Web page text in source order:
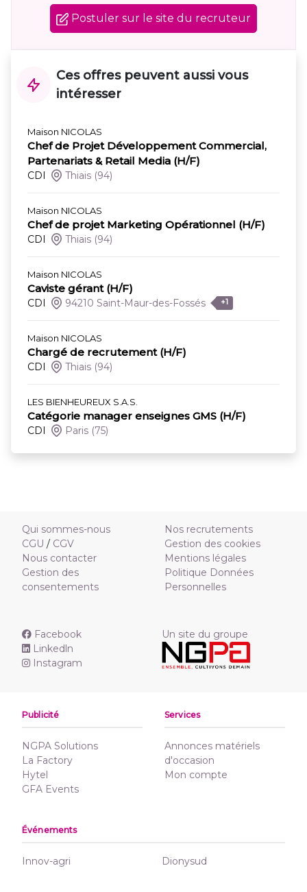
Postuler sur le site du recruteur
Ces offres peuvent aussi vous
intéresser
Maison NICOLAS
Chef de Projet Développement Commercial,
Partenariats & Retail Media (H/F)
CDI Thiais (94)
Maison NICOLAS
Chef de projet Marketing Opérationnel (H/F)
CDI Thiais (94)
Maison NICOLAS
Caviste gérant (H/F)
CDI 94210 Saint-Maur-des-Fossés +1
Maison NICOLAS
Chargé de recrutement (H/F)
CDI Thiais (94)
LES BIENHEUREUX S.A.S.
Catégorie manager enseignes GMS (H/F)
CDI Paris (75)
Qui sommes-nous
CGU / CGV
Nous contacter
Gestion des
consentements
Nos recrutements
Gestion des cookies
Mentions légales
Politique Données
Personnelles
Facebook
Linkedln
Instagram
Un site du groupe
Publicité
NGPA Solutions
La Factory
Hytel
GFA Events
Services
Annonces matériels
d'occasion
Mon compte
Événements
Innov-agri Dionysud